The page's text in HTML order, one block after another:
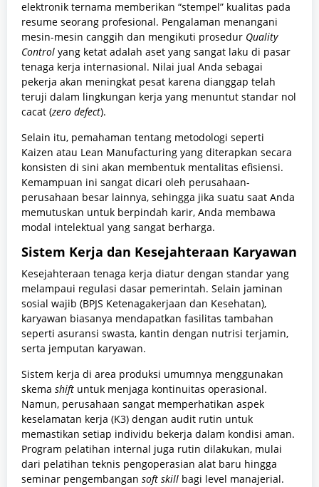
elektronik ternama memberikan “stempel” kualitas pada
resume seorang profesional. Pengalaman menangani
mesin-mesin canggih dan mengikuti prosedur Quality
Control yang ketat adalah aset yang sangat laku di pasar
tenaga kerja internasional. Nilai jual Anda sebagai
pekerja akan meningkat pesat karena dianggap telah
teruji dalam lingkungan kerja yang menuntut standar nol
cacat (zero defect).
Selain itu, pemahaman tentang metodologi seperti
Kaizen atau Lean Manufacturing yang diterapkan secara
konsisten di sini akan membentuk mentalitas efisiensi.
Kemampuan ini sangat dicari oleh perusahaan-
perusahaan besar lainnya, sehingga jika suatu saat Anda
memutuskan untuk berpindah karir, Anda membawa
modal intelektual yang sangat berharga.
Sistem Kerja dan Kesejahteraan Karyawan
Kesejahteraan tenaga kerja diatur dengan standar yang
melampaui regulasi dasar pemerintah. Selain jaminan
sosial wajib (BPJS Ketenagakerjaan dan Kesehatan),
karyawan biasanya mendapatkan fasilitas tambahan
seperti asuransi swasta, kantin dengan nutrisi terjamin,
serta jemputan karyawan.
Sistem kerja di area produksi umumnya menggunakan
skema shift untuk menjaga kontinuitas operasional.
Namun, perusahaan sangat memperhatikan aspek
keselamatan kerja (K3) dengan audit rutin untuk
memastikan setiap individu bekerja dalam kondisi aman.
Program pelatihan internal juga rutin dilakukan, mulai
dari pelatihan teknis pengoperasian alat baru hingga
seminar pengembangan soft skill bagi level manajerial.